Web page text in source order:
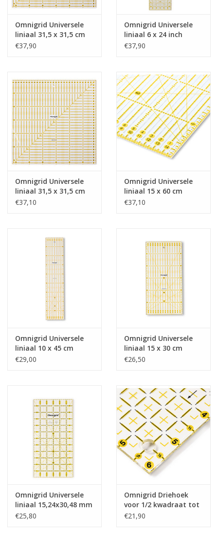
Workshop
Sale / Coupons
Cadeaubonnen
Guy's blog
Loyalty
Omnigrid Universele
liniaal 31,5 x 31,5 cm
€37,90
Omnigrid Universele
liniaal 6 x 24 inch
€37,90
Omnigrid Universele
liniaal 31,5 x 31,5 cm
€37,10
Omnigrid Universele
liniaal 15 x 60 cm
€37,10
Omnigrid Universele
liniaal 10 x 45 cm
€29,00
Omnigrid Universele
liniaal 15 x 30 cm
€26,50
Omnigrid Universele
liniaal 15,24x30,48 mm
€25,80
Omnigrid Driehoek
voor 1/2 kwadraat tot
6 inch
€21,90